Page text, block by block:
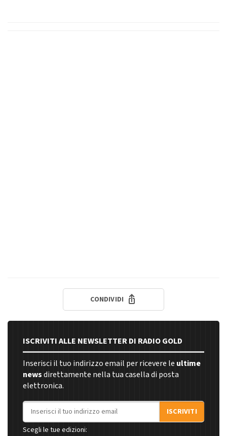
CONDIVIDI
ISCRIVITI ALLE NEWSLETTER DI RADIO GOLD
Inserisci il tuo indirizzo email per ricevere le ultime
newsdirettamente nella tua casella di posta
elettronica.
Indirizzo email
ISCRIVITI
Scegli le tue edizioni: